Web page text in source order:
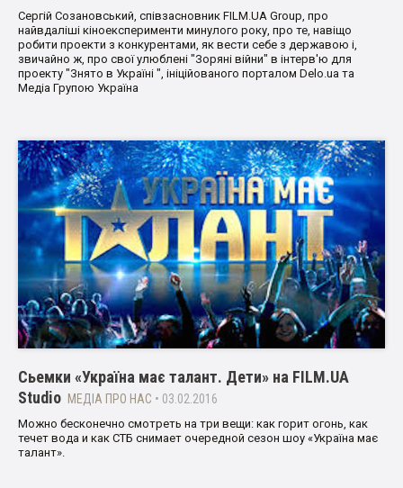
Сергій Созановський, співзасновник FILM.UA Group, про
найвдаліші кіноексперименти минулого року, про те, навіщо
робити проекти з конкурентами, як вести себе з державою і,
звичайно ж, про свої улюблені "Зоряні війни" в інтерв'ю для
проекту "Знято в Україні ", ініційованого порталом Delo.ua та
Медіа Групою Україна
Cьемки «Україна має талант. Дети» на FILM.UA
Studio МЕДІА ПРО НАС • 03.02.2016
Можно бесконечно смотреть на три вещи: как горит огонь, как
течет вода и как СТБ снимает очередной сезон шоу «Україна має
талант».